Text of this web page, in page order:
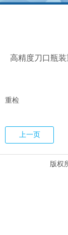
高精度刀口瓶
重检
上一页
版权